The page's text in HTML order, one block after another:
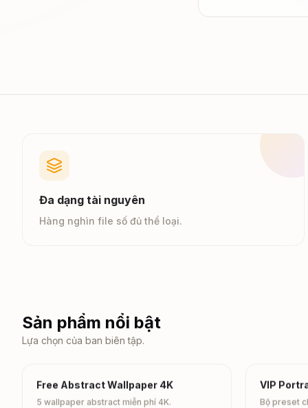
Đa dạng tài nguyên
Hàng nghìn file số đủ thể loại.
Sản phẩm nổi bật
Lựa chọn của ban biên tập.
Free
Free Abstract Wallpaper 4K
5 wallpaper abstract miễn phí 4K.
VIP
VIP
Bộ preset